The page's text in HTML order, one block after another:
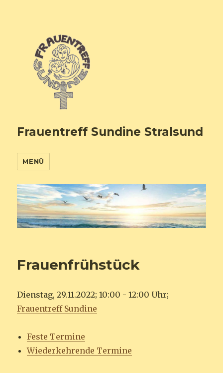
Frauentreff Sundine Stralsund
MENÜ
Frauenfrühstück
Dienstag, 29.11.2022; 10:00 - 12:00 Uhr;
Frauentreff Sundine
Feste Termine
Wiederkehrende Termine